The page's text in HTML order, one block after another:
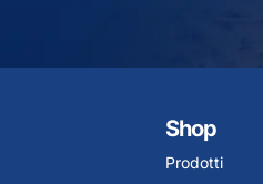
Shop
Prodotti